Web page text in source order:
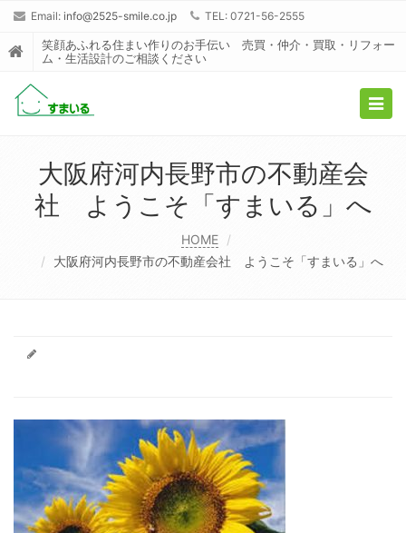
Email: info@2525-smile.co.jp TEL: 0721-56-2555
笑顔あふれる住まい作りのお手伝い 売買・仲介・買取・リフォー
ム・生活設計のご相談ください
大阪府河内長野市の不動産会
社 ようこそ「すまいる」へ
HOME
大阪府河内長野市の不動産会社 ようこそ「すまいる」へ